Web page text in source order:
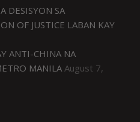
DESISYON SA
OF JUSTICE LABAN KAY
ANTI-CHINA NA
MANILA August 7,